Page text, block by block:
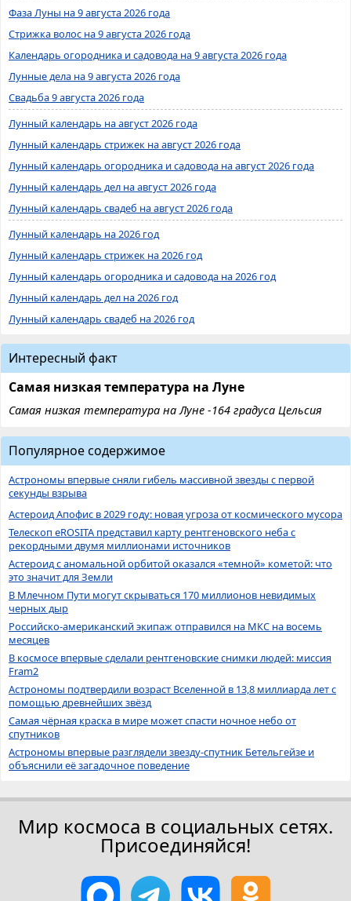
Фаза Луны на 9 августа 2026 года
Стрижка волос на 9 августа 2026 года
Календарь огородника и садовода на 9 августа 2026 года
Лунные дела на 9 августа 2026 года
Свадьба 9 августа 2026 года
Лунный календарь на август 2026 года
Лунный календарь стрижек на август 2026 года
Лунный календарь огородника и садовода на август 2026 года
Лунный календарь дел на август 2026 года
Лунный календарь свадеб на август 2026 года
Лунный календарь на 2026 год
Лунный календарь стрижек на 2026 год
Лунный календарь огородника и садовода на 2026 год
Лунный календарь дел на 2026 год
Лунный календарь свадеб на 2026 год
Интересный факт
Самая низкая температура на Луне
Самая низкая температура на Луне -164 градуса Цельсия
Популярное содержимое
Астрономы впервые сняли гибель массивной звезды с первой
секунды взрыва
Астероид Апофис в 2029 году: новая угроза от космического мусора
Телескоп eROSITA представил карту рентгеновского неба с
рекордными двумя миллионами источников
Астероид с аномальной орбитой оказался «темной» кометой: что
это значит для Земли
В Млечном Пути могут скрываться 170 миллионов невидимых
черных дыр
Российско-американский экипаж отправился на МКС на восемь
месяцев
В космосе впервые сделали рентгеновские снимки людей: миссия
Fram2
Астрономы подтвердили возраст Вселенной в 13,8 миллиарда лет с
помощью древнейших звёзд
Самая чёрная краска в мире может спасти ночное небо от
спутников
Астрономы впервые разглядели звезду-спутник Бетельгейзе и
объяснили её загадочное поведение
Мир космоса в социальных сетях.
Присоединяйся!